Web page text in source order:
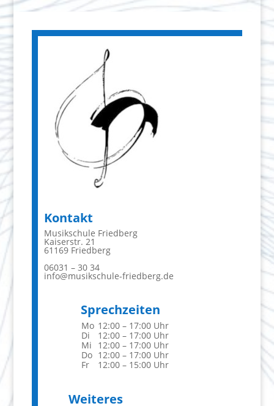
Kontakt
Musikschule Friedberg
Kaiserstr. 21
61169 Friedberg
06031 – 30 34
info@musikschule-friedberg.de
Sprechzeiten
Mo 12:00 – 17:00 Uhr
Di
12:00 – 17:00 Uhr
Mi
12:00 – 17:00 Uhr
Do 12:00 – 17:00 Uhr
Fr
12:00 – 15:00 Uhr
Weiteres